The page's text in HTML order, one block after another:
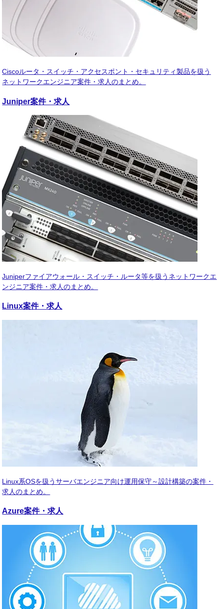
Ciscoルータ・スイッチ・アクセスポント・セキュリティ製品を扱う
ネットワークエンジニア案件・求人のまとめ。
Juniper案件・求人
Juniperファイアウォール・スイッチ・ルータ等を扱うネットワークエ
ンジニア案件・求人のまとめ。
Linux案件・求人
Linux系OSを扱うサーバエンジニア向け運用保守～設計構築の案件・
求人のまとめ。
Azure案件・求人